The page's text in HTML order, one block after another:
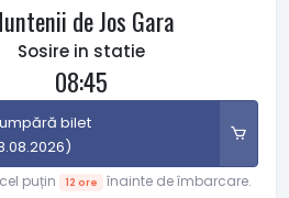
de Jos Gara
Sosire in statie
08:45
bilet
puțin 12 ore înainte de îmbarcare.